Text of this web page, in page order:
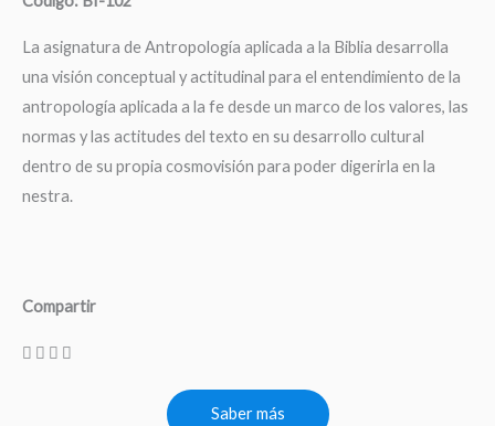
La asignatura de Antropología aplicada a la Biblia desarrolla
una visión conceptual y actitudinal para el entendimiento de la
antropología aplicada a la fe desde un marco de los valores, las
normas y las actitudes del texto en su desarrollo cultural
dentro de su propia cosmovisión para poder digerirla en la
nestra.
Compartir
Saber más